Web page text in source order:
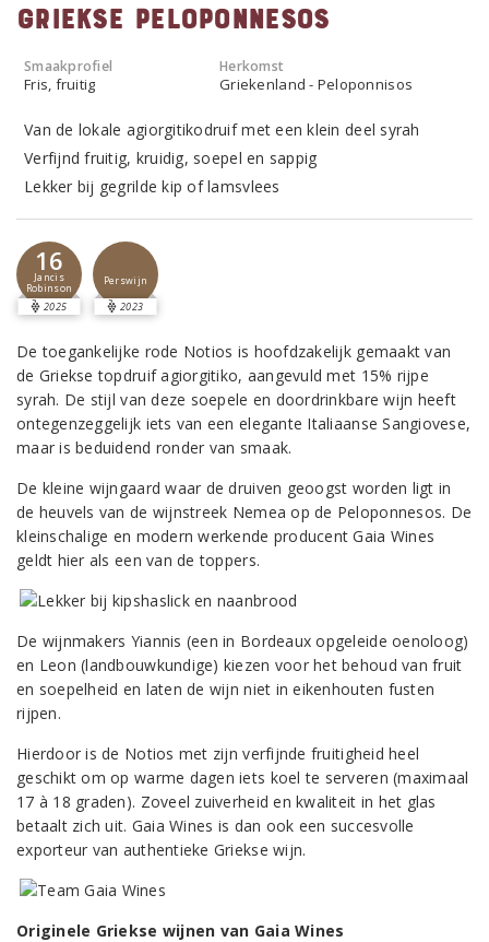
Griekse Peloponnesos
Smaakprofiel
Fris, fruitig
Herkomst
Griekenland - Peloponnisos
Van de lokale agiorgitikodruif met een klein deel syrah
Verfijnd fruitig, kruidig, soepel en sappig
Lekker bij gegrilde kip of lamsvlees
16
Jancis
Robinson
2025
Perswijn
2023
De toegankelijke rode Notios is hoofdzakelijk gemaakt van
de Griekse topdruif agiorgitiko, aangevuld met 15% rijpe
syrah. De stijl van deze soepele en doordrinkbare wijn heeft
ontegenzeggelijk iets van een elegante Italiaanse Sangiovese,
maar is beduidend ronder van smaak.
De kleine wijngaard waar de druiven geoogst worden ligt in
de heuvels van de wijnstreek Nemea op de Peloponnesos. De
kleinschalige en modern werkende producent Gaia Wines
geldt hier als een van de toppers.
De wijnmakers Yiannis (een in Bordeaux opgeleide oenoloog)
en Leon (landbouwkundige) kiezen voor het behoud van fruit
en soepelheid en laten de wijn niet in eikenhouten fusten
rijpen.
Hierdoor is de Notios met zijn verfijnde fruitigheid heel
geschikt om op warme dagen iets koel te serveren (maximaal
17 à 18 graden). Zoveel zuiverheid en kwaliteit in het glas
betaalt zich uit. Gaia Wines is dan ook een succesvolle
exporteur van authentieke Griekse wijn.
Originele Griekse wijnen van Gaia Wines